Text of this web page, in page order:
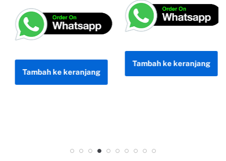
Tambah ke keranjang
Tambah ke keranjang